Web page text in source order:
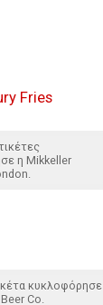
Fries
η Mikkeller
κυκλοφόρησε
Co.